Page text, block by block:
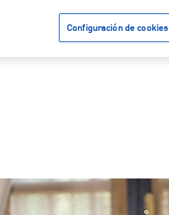
Configuración de cookies